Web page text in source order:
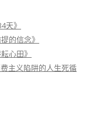
天》
的信念》
心田》
主义陷阱的人生死循